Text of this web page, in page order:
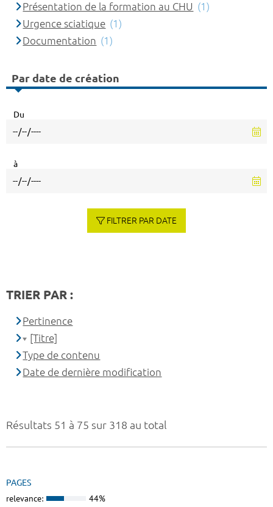
Résultats 51 à 75 sur 318 au total
PAGES
relevance: 44%
Présentation de la formation au CHU (1)
Urgence sciatique (1)
Documentation (1)
Par date de création
Du
à
FILTRER PAR DATE
TRIER PAR :
Pertinence
[Titre]
Type de contenu
Date de dernière modification